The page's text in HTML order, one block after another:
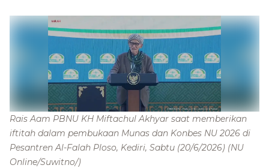
Rais Aam PBNU KH Miftachul Akhyar saat memberikan
iftitah dalam pembukaan Munas dan Konbes NU 2026 di
Pesantren Al-Falah Ploso, Kediri, Sabtu (20/6/2026) (NU
Online/Suwitno/)